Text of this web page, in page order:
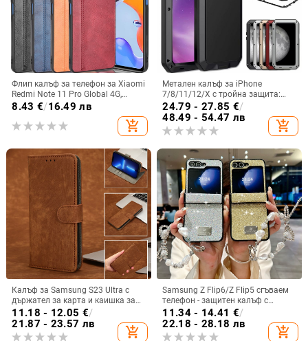
Флип калъф за телефон за Xiaomi
Redmi Note 11 Pro Global 4G,
имитационна кожа, бизнес стил
8.43 €/16.49 лв
add_shopping_cart
Метален калъф за iPhone
7/8/11/12/X с тройна защита:
удароустойчив, прахоустойчив и
запечатан
24.79 - 27.85 €/
48.49 - 54.47 лв
add_shopping_cart
Калъф за Samsung S23 Ultra с
държател за карта и каишка за
през врата
11.18 - 12.05 €/
21.87 - 23.57 лв
add_shopping_cart
Samsung Z Flip6/Z Flip5 сгъваем
телефон - защитен калъф с
блестяща гривна
11.34 - 14.41 €/
22.18 - 28.18 лв
add_shopping_cart